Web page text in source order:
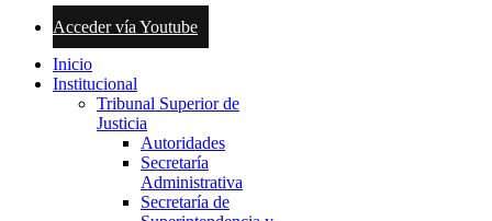
Acceder vía Youtube
Inicio
Institucional
Tribunal Superior de
Justicia
Autoridades
Secretaría
Administrativa
Secretaría de